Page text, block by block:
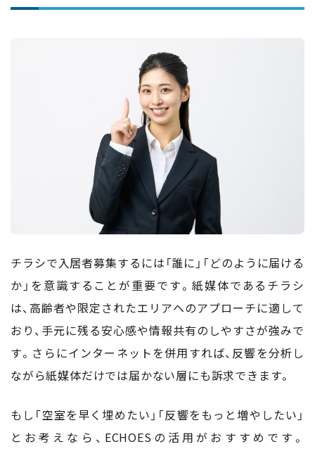
チラシで入居者募集するには「誰に」「どのように届ける
か」を意識することが重要です。紙媒体であるチラシ
は、高齢者や限定されたエリアへのアプローチに適して
おり、手元に残る安心感や情報共有のしやすさが強みで
す。さらにインターネットを併用すれば、反響を分析し
ながら紙媒体だけでは届かない層にも訴求できます。
もし「空室を早く埋めたい」「反響をもっと増やしたい」
とお考えなら、ECHOESの活用がおすすめです。